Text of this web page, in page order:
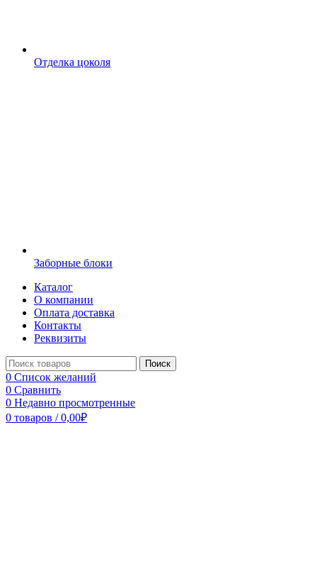
Отделка цоколя
Заборные блоки
Каталог
О компании
Оплата доставка
Контакты
Реквизиты
Поиск
0 Список желаний
0 Сравнить
0 Недавно просмотренные
0 товаров / 0,00₽